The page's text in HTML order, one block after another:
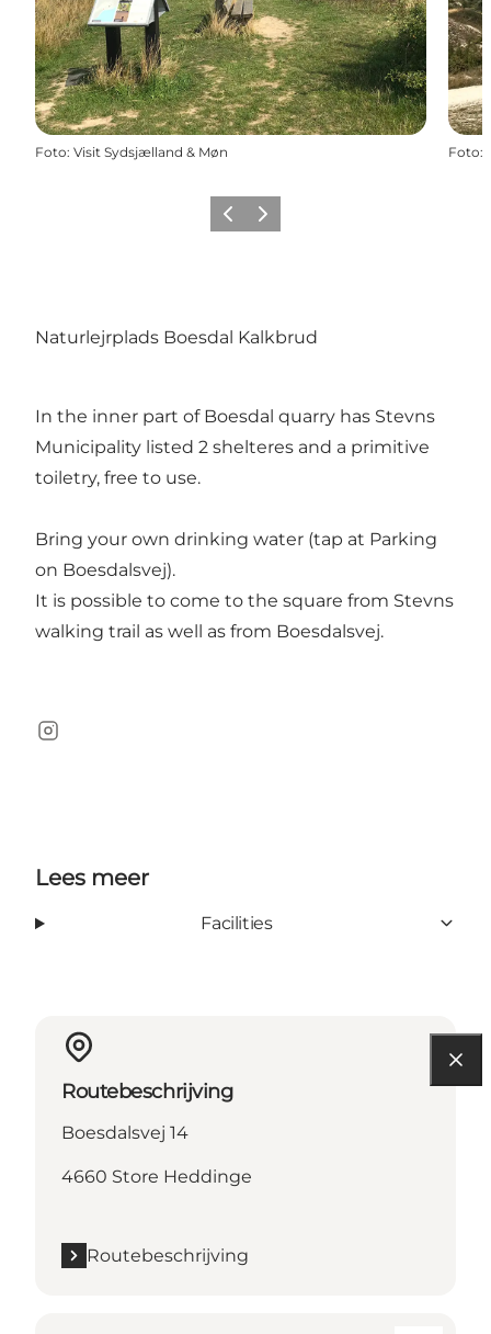
Foto: Visit Sydsjælland & Møn Foto:
Vorige Volgende
Naturlejrplads Boesdal Kalkbrud
In the inner part of Boesdal quarry has Stevns
Municipality listed 2 shelteres and a primitive
toiletry, free to use.
Bring your own drinking water (tap at Parking
on Boesdalsvej).
It is possible to come to the square from Stevns
walking trail as well as from Boesdalsvej.
Instagram
Lees meer
Facilities
Routebeschrijving
Boesdalsvej 14
4660 Store Heddinge
Routebeschrijving